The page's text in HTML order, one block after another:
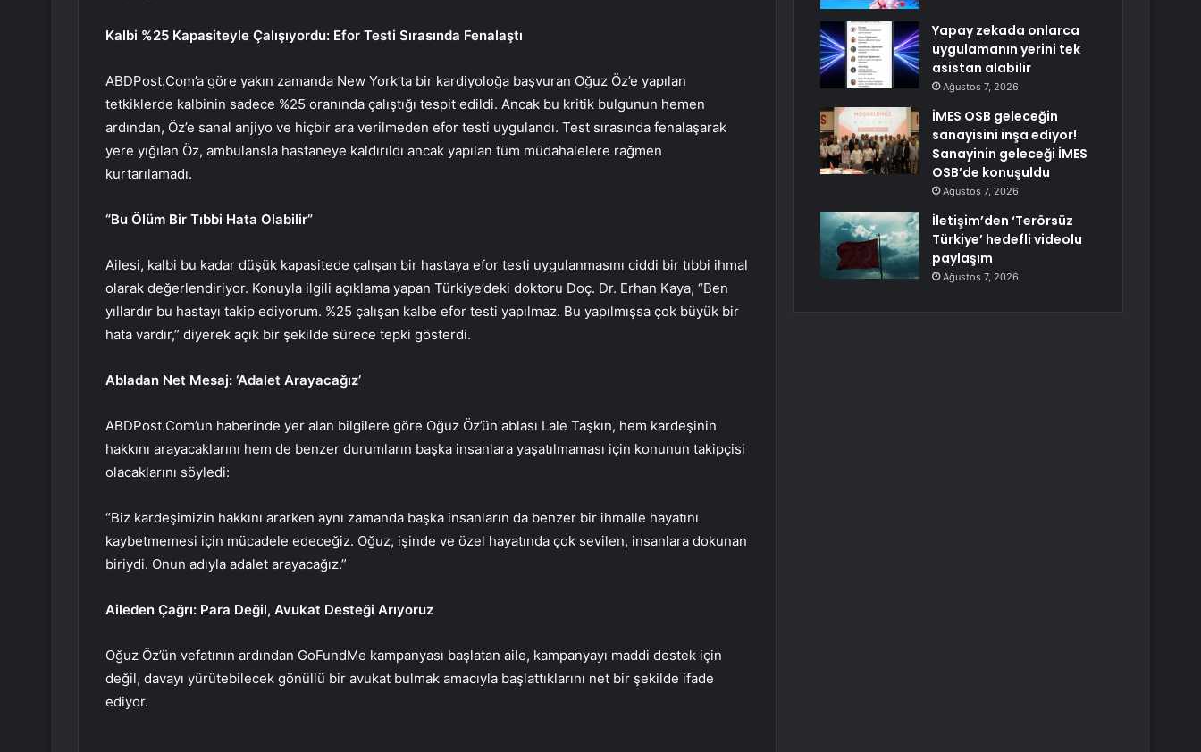
Kalbi %25 Kapasiteyle Çalışıyordu: Efor Testi Sırasında Fenalaştı
ABDPost.Com’a göre yakın zamanda New York’ta bir kardiyoloğa başvuran Oğuz Öz’e yapılan
tetkiklerde kalbinin sadece %25 oranında çalıştığı tespit edildi. Ancak bu kritik bulgunun hemen
ardından, Öz’e sanal anjiyo ve hiçbir ara verilmeden efor testi uygulandı. Test sırasında fenalaşarak
yere yığılan Öz, ambulansla hastaneye kaldırıldı ancak yapılan tüm müdahalelere rağmen
kurtarılamadı.
“Bu Ölüm Bir Tıbbi Hata Olabilir”
Ailesi, kalbi bu kadar düşük kapasitede çalışan bir hastaya efor testi uygulanmasını ciddi bir tıbbi ihmal
olarak değerlendiriyor. Konuyla ilgili açıklama yapan Türkiye’deki doktoru Doç. Dr. Erhan Kaya, “Ben
yıllardır bu hastayı takip ediyorum. %25 çalışan kalbe efor testi yapılmaz. Bu yapılmışsa çok büyük bir
hata vardır,” diyerek açık bir şekilde sürece tepki gösterdi.
Abladan Net Mesaj: ‘Adalet Arayacağız’
ABDPost.Com’un haberinde yer alan bilgilere göre Oğuz Öz’ün ablası Lale Taşkın, hem kardeşinin
hakkını arayacaklarını hem de benzer durumların başka insanlara yaşatılmaması için konunun takipçisi
olacaklarını söyledi:
“Biz kardeşimizin hakkını ararken aynı zamanda başka insanların da benzer bir ihmalle hayatını
kaybetmemesi için mücadele edeceğiz. Oğuz, işinde ve özel hayatında çok sevilen, insanlara dokunan
biriydi. Onun adıyla adalet arayacağız.”
Aileden Çağrı: Para Değil, Avukat Desteği Arıyoruz
Oğuz Öz’ün vefatının ardından GoFundMe kampanyası başlatan aile, kampanyayı maddi destek için
değil, davayı yürütebilecek gönüllü bir avukat bulmak amacıyla başlattıklarını net bir şekilde ifade
ediyor.
Yapay zekada onlarca
uygulamanın yerini tek
asistan alabilir
Ağustos 7, 2026
İMES OSB geleceğin
sanayisini inşa ediyor!
Sanayinin geleceği İMES
OSB’de konuşuldu
Ağustos 7, 2026
İletişim’den ‘Terörsüz
Türkiye’ hedefli videolu
paylaşım
Ağustos 7, 2026